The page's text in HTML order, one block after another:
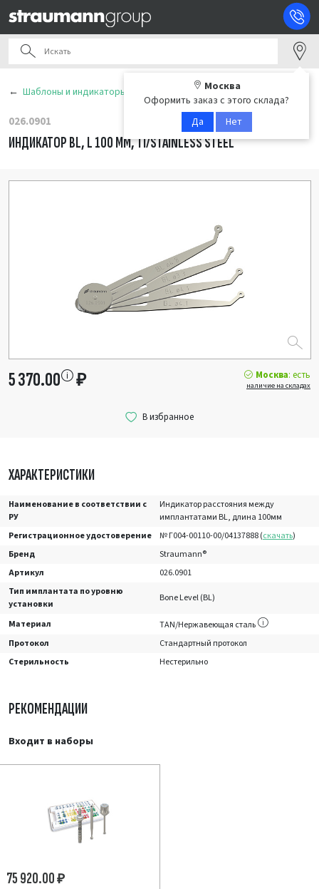
Москва
Оформить заказ с этого склада?
Да
Нет
Шаблоны и индикаторы хирургические
026.0901
ИНДИКАТОР BL, L 100 ММ, TI/STAINLESS STEEL
ХАРАКТЕРИСТИКИ
Наименование в соответствии с
РУ
Индикатор расстояния между
имплантатами BL, длина 100мм
Регистрационное удостоверение
№ Г004-00110-00/04137888 (скачать)
Бренд
Straumann®
Артикул
026.0901
Тип имплантата по уровню
установки
Bone Level (BL)
Материал
TAN/Нержавеющая сталь
Протокол
Стандартный протокол
Стерильность
Нестерильно
5 370.00 ₽ Москва: есть
наличие на складах
РЕКОМЕНДАЦИИ
Входит в наборы
75 920.00₽